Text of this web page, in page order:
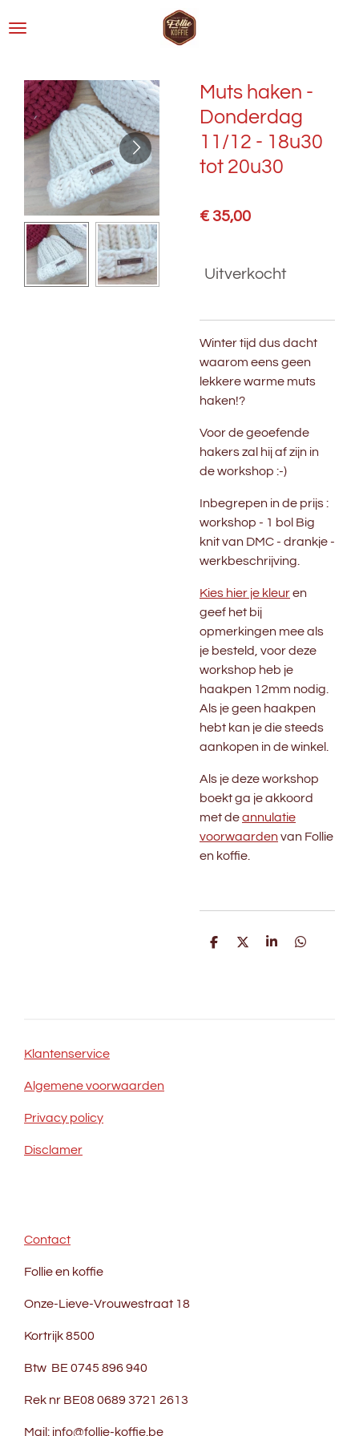
direct
hoofdinhoud
Muts haken -
Donderdag
11/12 - 18u30
tot 20u30
€ 35,00
Uitverkocht
Winter tijd dus dacht
waarom eens geen
lekkere warme muts
haken!?
Voor de geoefende
hakers zal hij af zijn in
de workshop :-)
Inbegrepen in de prijs :
workshop - 1 bol Big
knit van DMC - drankje -
werkbeschrijving.
Kies hier je kleuren
geef het bij
opmerkingen mee als
je besteld, voor deze
workshop heb je
haakpen 12mm nodig.
Als je geen haakpen
hebt kan je die steeds
aankopen in de winkel.
Als je deze workshop
boekt ga je akkoord
met deannulatie
voorwaarden van Follie
en koffie.
D
D
S
D
Klantenservice
Algemene voorwaarden
Privacy policy
Disclamer
Contact
Follie en koffie
Onze-Lieve-Vrouwestraat 18
Kortrijk 8500
Btw BE 0745 896 940
Rek nr BE08 0689 3721 2613
Mail: info@follie-koffie.be